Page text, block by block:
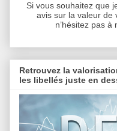
Si vous souhaitez que
avis sur la valeur de
n’hésitez pas à
Retrouvez la
les libellés juste en